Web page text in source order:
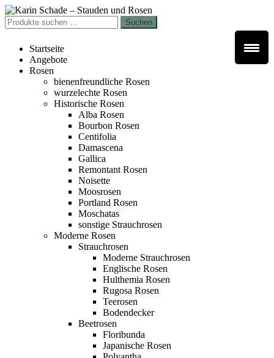
Zur
Navigation
springen
Zum
Inhalt
springen
Suchen
nach:
Suchen
Startseite
Angebote
Rosen
bienenfreundliche Rosen
wurzelechte Rosen
Historische Rosen
Alba Rosen
Bourbon Rosen
Centifolia
Damascena
Gallica
Remontant Rosen
Noisette
Moosrosen
Portland Rosen
Moschatas
sonstige Strauchrosen
Moderne Rosen
Strauchrosen
Moderne Strauchrosen
Englische Rosen
Hulthemia Rosen
Rugosa Rosen
Teerosen
Bodendecker
Beetrosen
Floribunda
Japanische Rosen